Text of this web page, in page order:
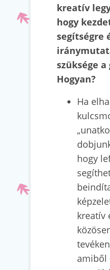
kreatív
hogy
segítségre
szüksége
Hogyan?
Ha
hogy
kreatív
amiből